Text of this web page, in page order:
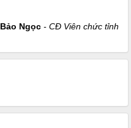
Bảo Ngọc - CĐ Viên chức tỉnh